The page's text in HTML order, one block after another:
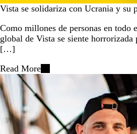
Vista se solidariza con Ucrania y su
Como millones de personas en todo
global de Vista se siente horrorizada
[…]
Read More